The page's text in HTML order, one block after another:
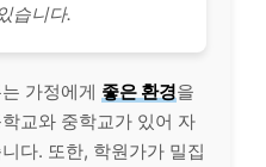
습니다.
가정에게 좋은 환경을
교와 중학교가 있어 자
다. 또한, 학원가가 밀집